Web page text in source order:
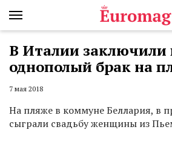
В Италии заключили
однополый брак на
7 мая 2018
На пляже в коммуне Беллария, в
сыграли свадьбу женщины из